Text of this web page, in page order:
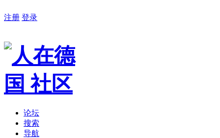
注册 登录
论坛
搜索
导航